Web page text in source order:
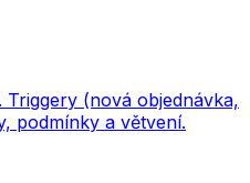
(nová objednávka,
podmínky a větvení.